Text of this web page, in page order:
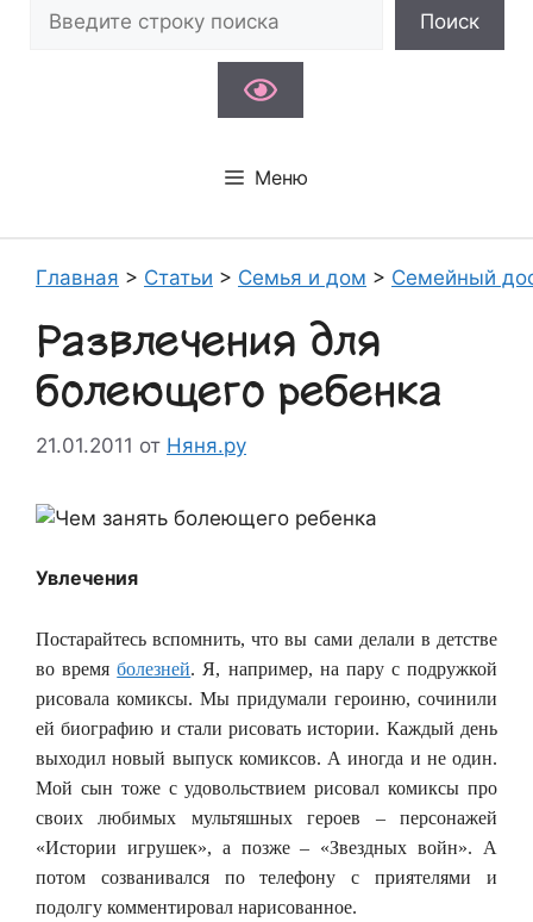
Поиск
Меню
Главная > Статьи > Семья и дом > Семейный
Развлечения для
болеющего ребенка
21.01.2011 от Няня.ру
Увлечения
Постарайтесь вспомнить, что вы сами делали в детстве
во времяболезней. Я, например, на пару с подружкой
рисовала комиксы. Мы придумали героиню, сочинили
ей биографию и стали рисовать истории. Каждый день
выходил новый выпуск комиксов. А иногда и не один.
Мой сын тоже с удовольствием рисовал комиксы про
своих любимых мультяшных героев – персонажей
«Истории игрушек», а позже – «Звездных войн». А
потом созванивался по телефону с приятелями и
подолгу комментировал нарисованное.